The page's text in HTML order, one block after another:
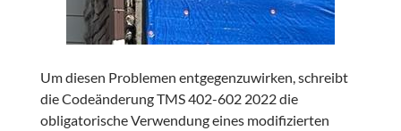
Um diesen Problemen entgegenzuwirken, schreibt
die Codeänderung TMS 402-602 2022 die
obligatorische Verwendung eines modifizierten